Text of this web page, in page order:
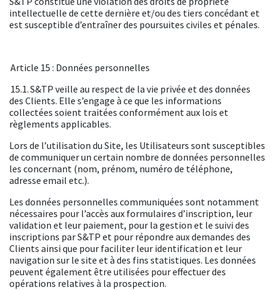
intellectuelle de cette dernière et/ou des tiers concédant et
est susceptible d’entraîner des poursuites civiles et pénales.
Article 15 : Données personnelles
15.1. S&TP veille au respect de la vie privée et des données
des Clients. Elle s’engage à ce que les informations
collectées soient traitées conformément aux lois et
règlements applicables.
Lors de l’utilisation du Site, les Utilisateurs sont susceptibles
de communiquer un certain nombre de données personnelles
les concernant (nom, prénom, numéro de téléphone,
adresse email etc.).
Les données personnelles communiquées sont notamment
nécessaires pour l’accès aux formulaires d’inscription, leur
validation et leur paiement, pour la gestion et le suivi des
inscriptions par S&TP et pour répondre aux demandes des
Clients ainsi que pour faciliter leur identification et leur
navigation sur le site et à des fins statistiques. Les données
peuvent également être utilisées pour effectuer des
opérations relatives à la prospection.